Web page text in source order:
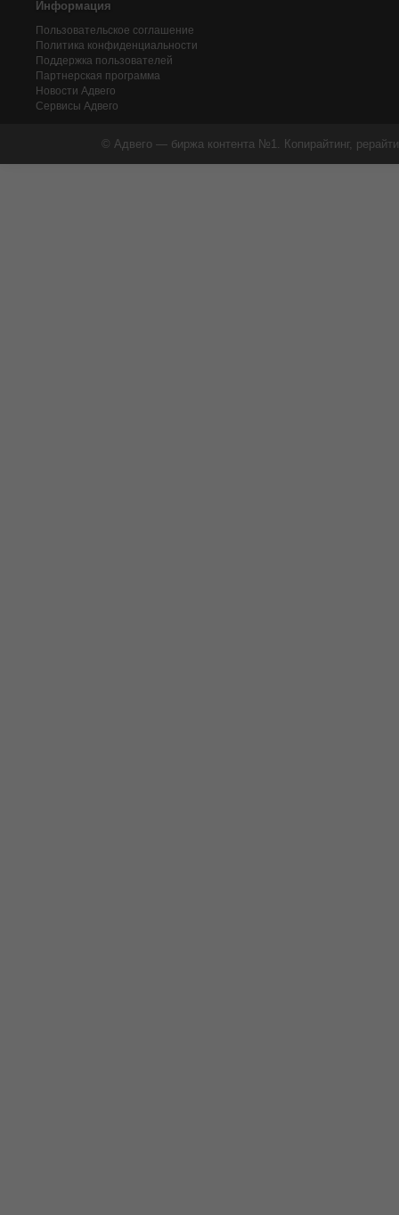
Информация
Пользовательское соглашение
Политика конфиденциальности
Поддержка пользователей
Партнерская программа
Новости Адвего
Сервисы Адвего
© Адвего — биржа контента №1. Копирайтинг,